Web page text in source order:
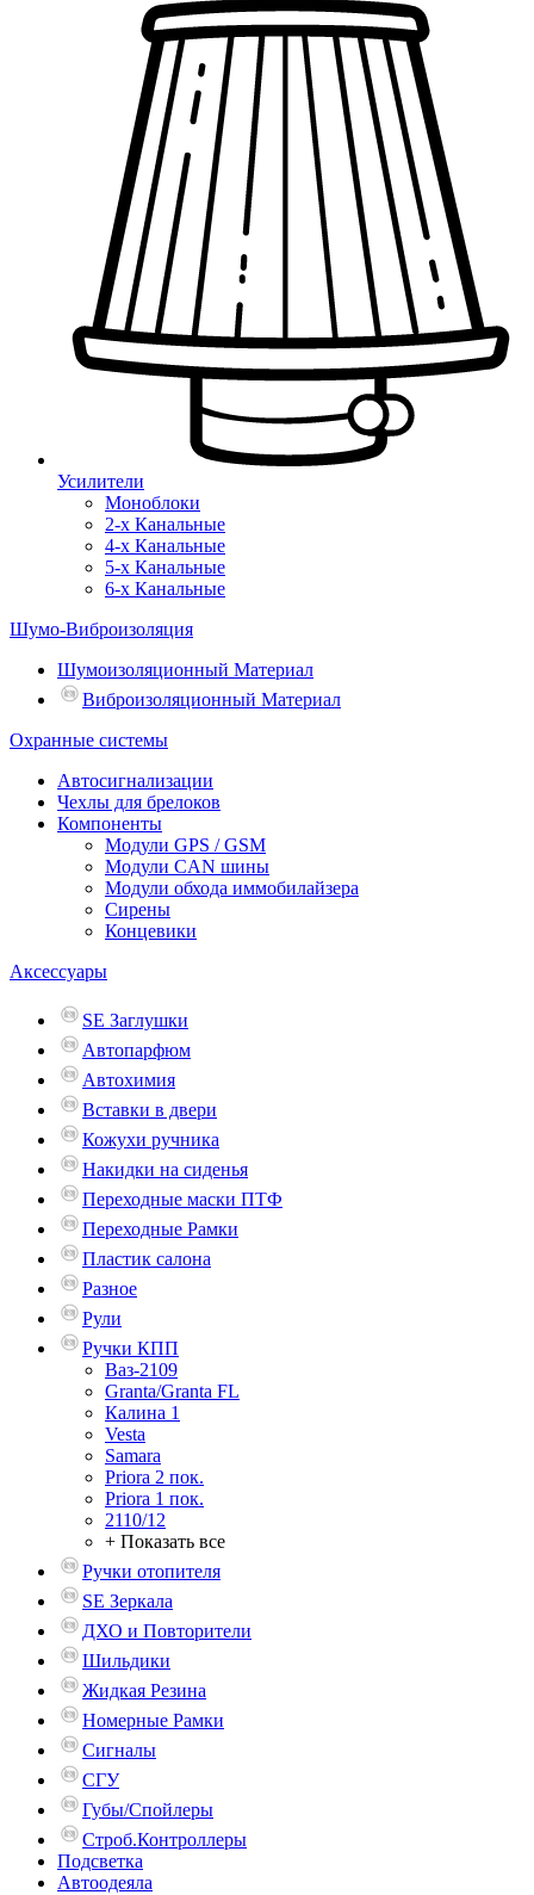
Усилители
Моноблоки
2-х Канальные
4-х Канальные
5-х Канальные
6-х Канальные
Шумо-Виброизоляция
Шумоизоляционный Материал
Виброизоляционный Материал
Охранные системы
Автосигнализации
Чехлы для брелоков
Компоненты
Модули GPS / GSM
Модули CAN шины
Модули обхода иммобилайзера
Сирены
Концевики
Аксессуары
SE Заглушки
Автопарфюм
Автохимия
Вставки в двери
Кожухи ручника
Накидки на сиденья
Переходные маски ПТФ
Переходные Рамки
Пластик салона
Разное
Рули
Ручки КПП
Ваз-2109
Granta/Granta FL
Калина 1
Vesta
Samara
Priora 2 пок.
Priora 1 пок.
2110/12
+ Показать все
Ручки отопителя
SE Зеркала
ДХО и Повторители
Шильдики
Жидкая Резина
Номерные Рамки
Сигналы
СГУ
Губы/Спойлеры
Строб.Контроллеры
Подсветка
Автоодеяла